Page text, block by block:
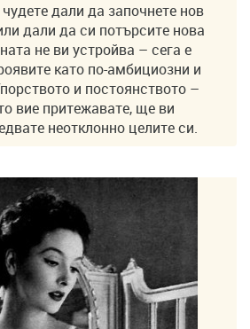
дали да започнете нов
дали да си потърсите нова
не ви устройва – сега е
като по-амбициозни и
и постоянството –
вие притежавате, ще ви
неотклонно целите си.